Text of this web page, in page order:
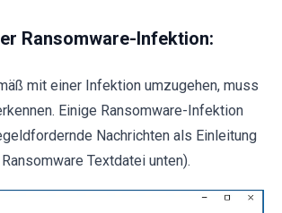
Ransomware-Infektion:
mit einer Infektion umzugehen, muss
Einige Ransomware-Infektion
Nachrichten als Einleitung
Textdatei unten).